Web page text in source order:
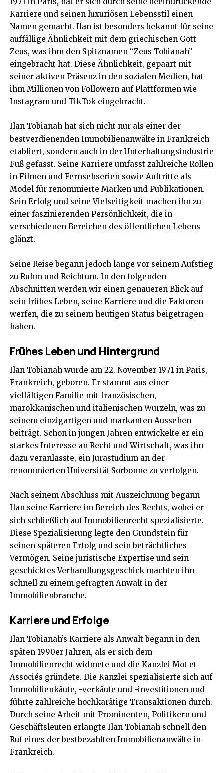
Karriere und seinen luxuriösen Lebensstil einen
Namen gemacht. Ilan ist besonders bekannt für seine
auffällige Ähnlichkeit mit dem griechischen Gott
Zeus, was ihm den Spitznamen “Zeus Tobianah”
eingebracht hat. Diese Ähnlichkeit, gepaart mit
seiner aktiven Präsenz in den sozialen Medien, hat
ihm Millionen von Followern auf Plattformen wie
Instagram und TikTok eingebracht.
Ilan Tobianah hat sich nicht nur als einer der
bestverdienenden Immobilienanwälte in Frankreich
etabliert, sondern auch in der Unterhaltungsindustrie
Fuß gefasst. Seine Karriere umfasst zahlreiche Rollen
in Filmen und Fernsehserien sowie Auftritte als
Model für renommierte Marken und Publikationen.
Sein Erfolg und seine Vielseitigkeit machen ihn zu
einer faszinierenden Persönlichkeit, die in
verschiedenen Bereichen des öffentlichen Lebens
glänzt.
Seine Reise begann jedoch lange vor seinem Aufstieg
zu Ruhm und Reichtum. In den folgenden
Abschnitten werden wir einen genaueren Blick auf
sein frühes Leben, seine Karriere und die Faktoren
werfen, die zu seinem heutigen Status beigetragen
haben.
Frühes Leben und Hintergrund
Ilan Tobianah wurde am 22. November 1971 in Paris,
Frankreich, geboren. Er stammt aus einer
vielfältigen Familie mit französischen,
marokkanischen und italienischen Wurzeln, was zu
seinem einzigartigen und markanten Aussehen
beiträgt. Schon in jungen Jahren entwickelte er ein
starkes Interesse an Recht und Wirtschaft, was ihn
dazu veranlasste, ein Jurastudium an der
renommierten Universität Sorbonne zu verfolgen.
Nach seinem Abschluss mit Auszeichnung begann
Ilan seine Karriere im Bereich des Rechts, wobei er
sich schließlich auf Immobilienrecht spezialisierte.
Diese Spezialisierung legte den Grundstein für
seinen späteren Erfolg und sein beträchtliches
Vermögen. Seine juristische Expertise und sein
geschicktes Verhandlungsgeschick machten ihn
schnell zu einem gefragten Anwalt in der
Immobilienbranche.
Karriere und Erfolge
Ilan Tobianah’s Karriere als Anwalt begann in den
späten 1990er Jahren, als er sich dem
Immobilienrecht widmete und die Kanzlei Mot et
Associés gründete. Die Kanzlei spezialisierte sich auf
Immobilienkäufe, -verkäufe und -investitionen und
führte zahlreiche hochkarätige Transaktionen durch.
Durch seine Arbeit mit Prominenten, Politikern und
Geschäftsleuten erlangte Ilan Tobianah schnell den
Ruf eines der bestbezahlten Immobilienanwälte in
Frankreich.